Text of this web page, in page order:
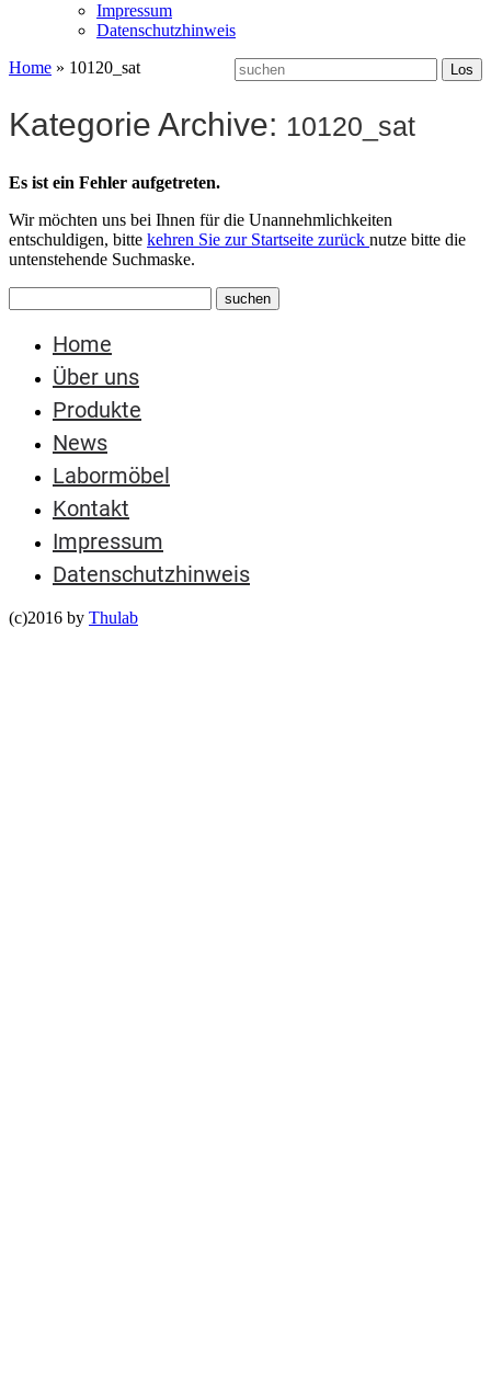
Impressum
Datenschutzhinweis
Home » 10120_sat
Kategorie Archive: 10120_sat
Es ist ein Fehler aufgetreten.
Wir möchten uns bei Ihnen für die Unannehmlichkeiten
entschuldigen, bitte kehren Sie zur Startseite zurück nutze bitte die
untenstehende Suchmaske.
Home
Über uns
Produkte
News
Labormöbel
Kontakt
Impressum
Datenschutzhinweis
(c)2016 by Thulab